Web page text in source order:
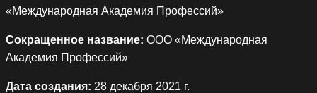
«Международная Академия Профессий»
Сокращенное название: ООО «Международная
Академия Профессий»
Дата создания: 28 декабря 2021 г.